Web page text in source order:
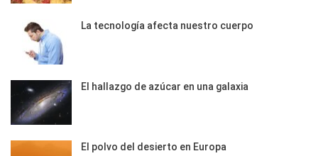
La tecnología afecta nuestro cuerpo
El hallazgo de azúcar en una galaxia
El polvo del desierto en Europa